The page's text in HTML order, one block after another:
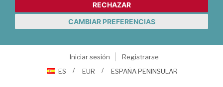
RECHAZAR
CAMBIAR PREFERENCIAS
Iniciar sesión
Registrarse
ES
EUR ESPAÑA PENINSULAR